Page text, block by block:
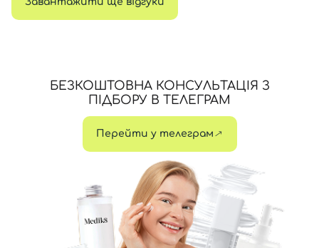
БЕЗКОШТОВНА КОНСУЛЬТАЦІЯ З
ПІДБОРУ В ТЕЛЕГРАМ
Перейти у телеграм